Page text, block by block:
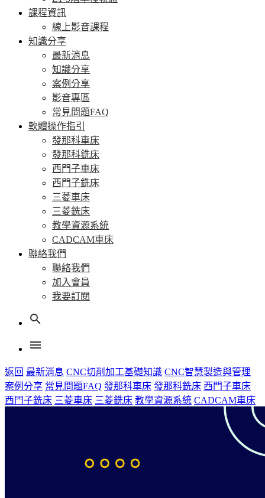
課程資訊
線上影音課程
知識分享
最新消息
知識分享
案例分享
影音專區
常見問題FAQ
軟體操作指引
發那科車床
發那科銑床
西門子車床
西門子銑床
三菱車床
三菱銑床
教學資源系統
CADCAM車床
聯絡我們
聯絡我們
加入會員
我要訂閱
search
menu
返回 最新消息 CNC切削加工基礎知識 CNC智慧製造與管理
案例分享 常見問題FAQ 發那科車床 發那科銑床 西門子車床
西門子銑床 三菱車床 三菱銑床 教學資源系統 CADCAM車床